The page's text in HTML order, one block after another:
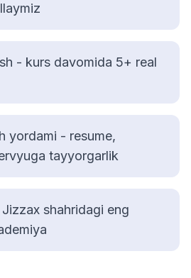
- kurs davomida 5+ real
yordami - resume,
tayyorgarlik
shahridagi eng